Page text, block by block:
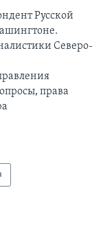
Русской
Северо-
права